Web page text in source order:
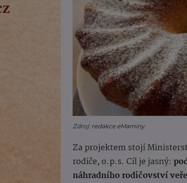
Zdroj: redakce eMaminy
Za projektem stojí
rodiče, o.p.s. Cíl je jasný:
náhradního rodičovství